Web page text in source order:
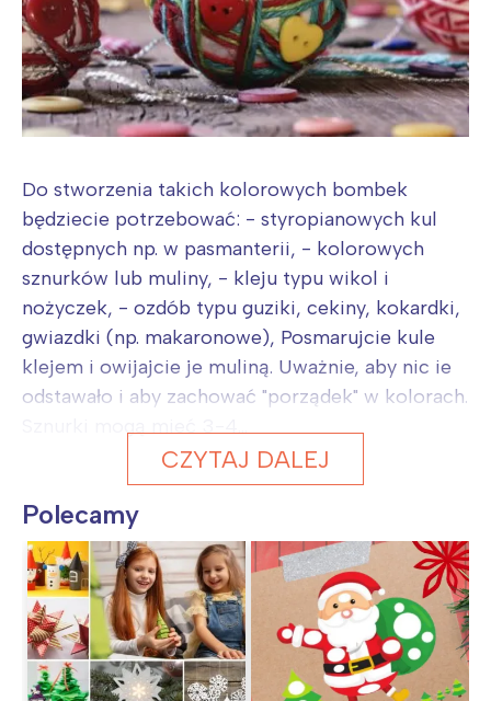
Do stworzenia takich kolorowych bombek
będziecie potrzebować: - styropianowych kul
dostępnych np. w pasmanterii, - kolorowych
sznurków lub muliny, - kleju typu wikol i
nożyczek, - ozdób typu guziki, cekiny, kokardki,
gwiazdki (np. makaronowe), Posmarujcie kule
klejem i owijajcie je muliną. Uważnie, aby nic ie
odstawało i aby zachować "porządek" w kolorach.
CZYTAJ DALEJ
Polecamy